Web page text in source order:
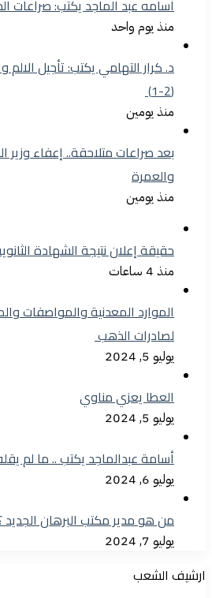
أسامه عبد الماجد يكتب: صراعات
منذ يوم واحد
د. كرار التهامي يكتب: تأجيل
(2-1)
منذ يومين
بعد صراعات متلاحقة.. إعفاء وزير
والعمرة
منذ يومين
حقيقة إعلان نتيجة الشهادة الثانوية في
منذ 4 ساعات
الموارد المعدنية والمواصفات
لصادرات الذهب
يوليو 5, 2024
العطا يعزي مناوي
يوليو 5, 2024
أسامة عبدالماجد يكتب .. ما لم
يوليو 6, 2024
من هو مدير مكتب البرهان الجديد
يوليو 7, 2024
ارشيف الشعب